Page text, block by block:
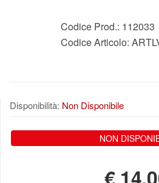
Codice Prod.: 112033
Codice Articolo:
Disponibilità: Non Disponibile
NON